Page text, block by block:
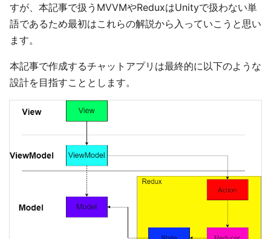
すが、本記事で扱うMVVMやReduxはUnityで扱わない単
語であるため最初はこれらの解説から入っていこうと思い
ます。
本記事で作成するチャットアプリは最終的に以下のような
設計を目指すこととします。